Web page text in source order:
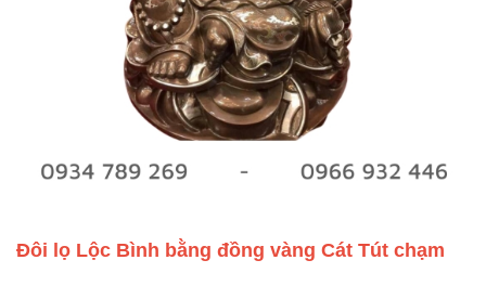
Đôi lọ Lộc Bình bằng đồng vàng Cát Tút chạm